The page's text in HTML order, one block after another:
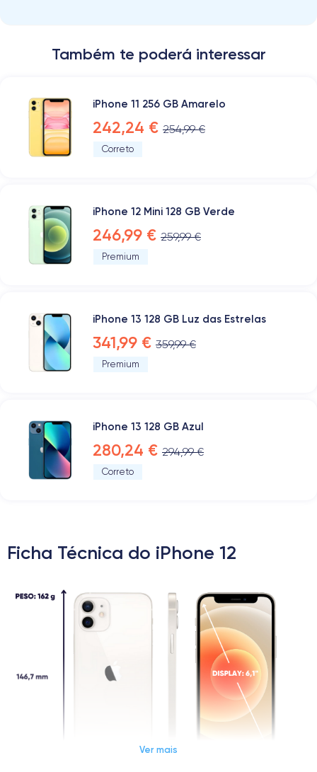
Também te poderá interessar
iPhone 11 256 GB Amarelo
242,24 € 254,99 €
Correto
iPhone 12 Mini 128 GB Verde
246,99 € 259,99 €
Premium
iPhone 13 128 GB Luz das Estrelas
341,99 € 359,99 €
Premium
iPhone 13 128 GB Azul
280,24 € 294,99 €
Correto
Ficha Técnica do iPhone 12
Ver mais